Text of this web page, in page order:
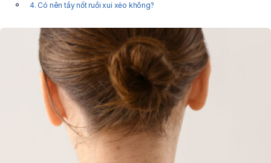
4. Có nên tẩy nốt ruồi xui xẻo không?